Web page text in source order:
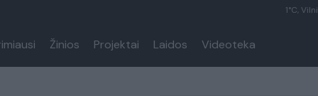
1°C,
Žinios Projektai Laidos Videoteka